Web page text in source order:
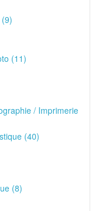
(11)
/ Imprimerie
(40)
(8)